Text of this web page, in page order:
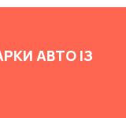
АВТО ІЗ